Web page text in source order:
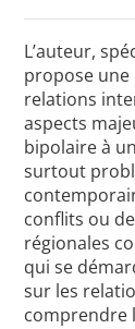
L’auteur,
propose une
relations
aspects
bipolaire à
surtout
conflits ou
régionales
qui se
sur les
comprendre